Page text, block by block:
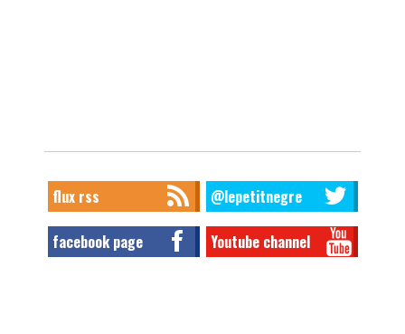
flux rss @lepetitnegre
facebook page Youtube channel